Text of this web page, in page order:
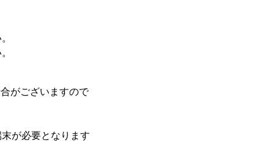
がございますので
が必要となります